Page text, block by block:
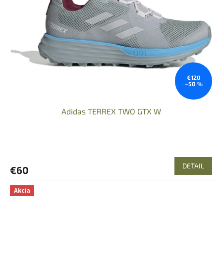
€120
–50 %
Adidas TERREX TWO GTX W
€60 DETAIL
Akcia